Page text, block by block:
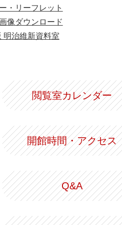
・リーフレット
像ダウンロード
明治維新資料室
閲覧室カレンダー
開館時間・アクセス
Q&A